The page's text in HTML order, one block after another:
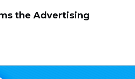
the Advertising